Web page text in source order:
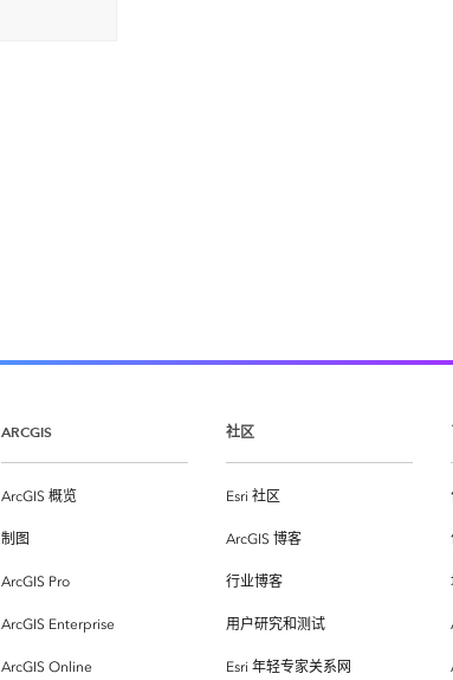
ARCGIS
ArcGIS 概览
制图
ArcGIS Pro
ArcGIS Enterprise
ArcGIS Online
社区
Esri 社区
ArcGIS 博客
行业博客
用户研究和测试
Esri 年轻专家关系网